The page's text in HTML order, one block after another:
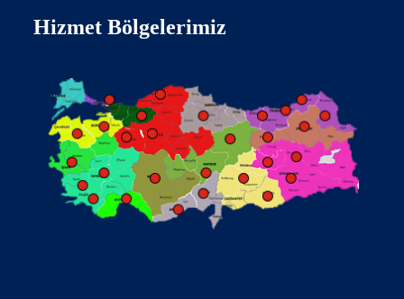
Hizmet Bölgelerimiz